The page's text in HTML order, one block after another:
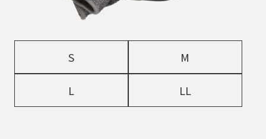
S M
L LL